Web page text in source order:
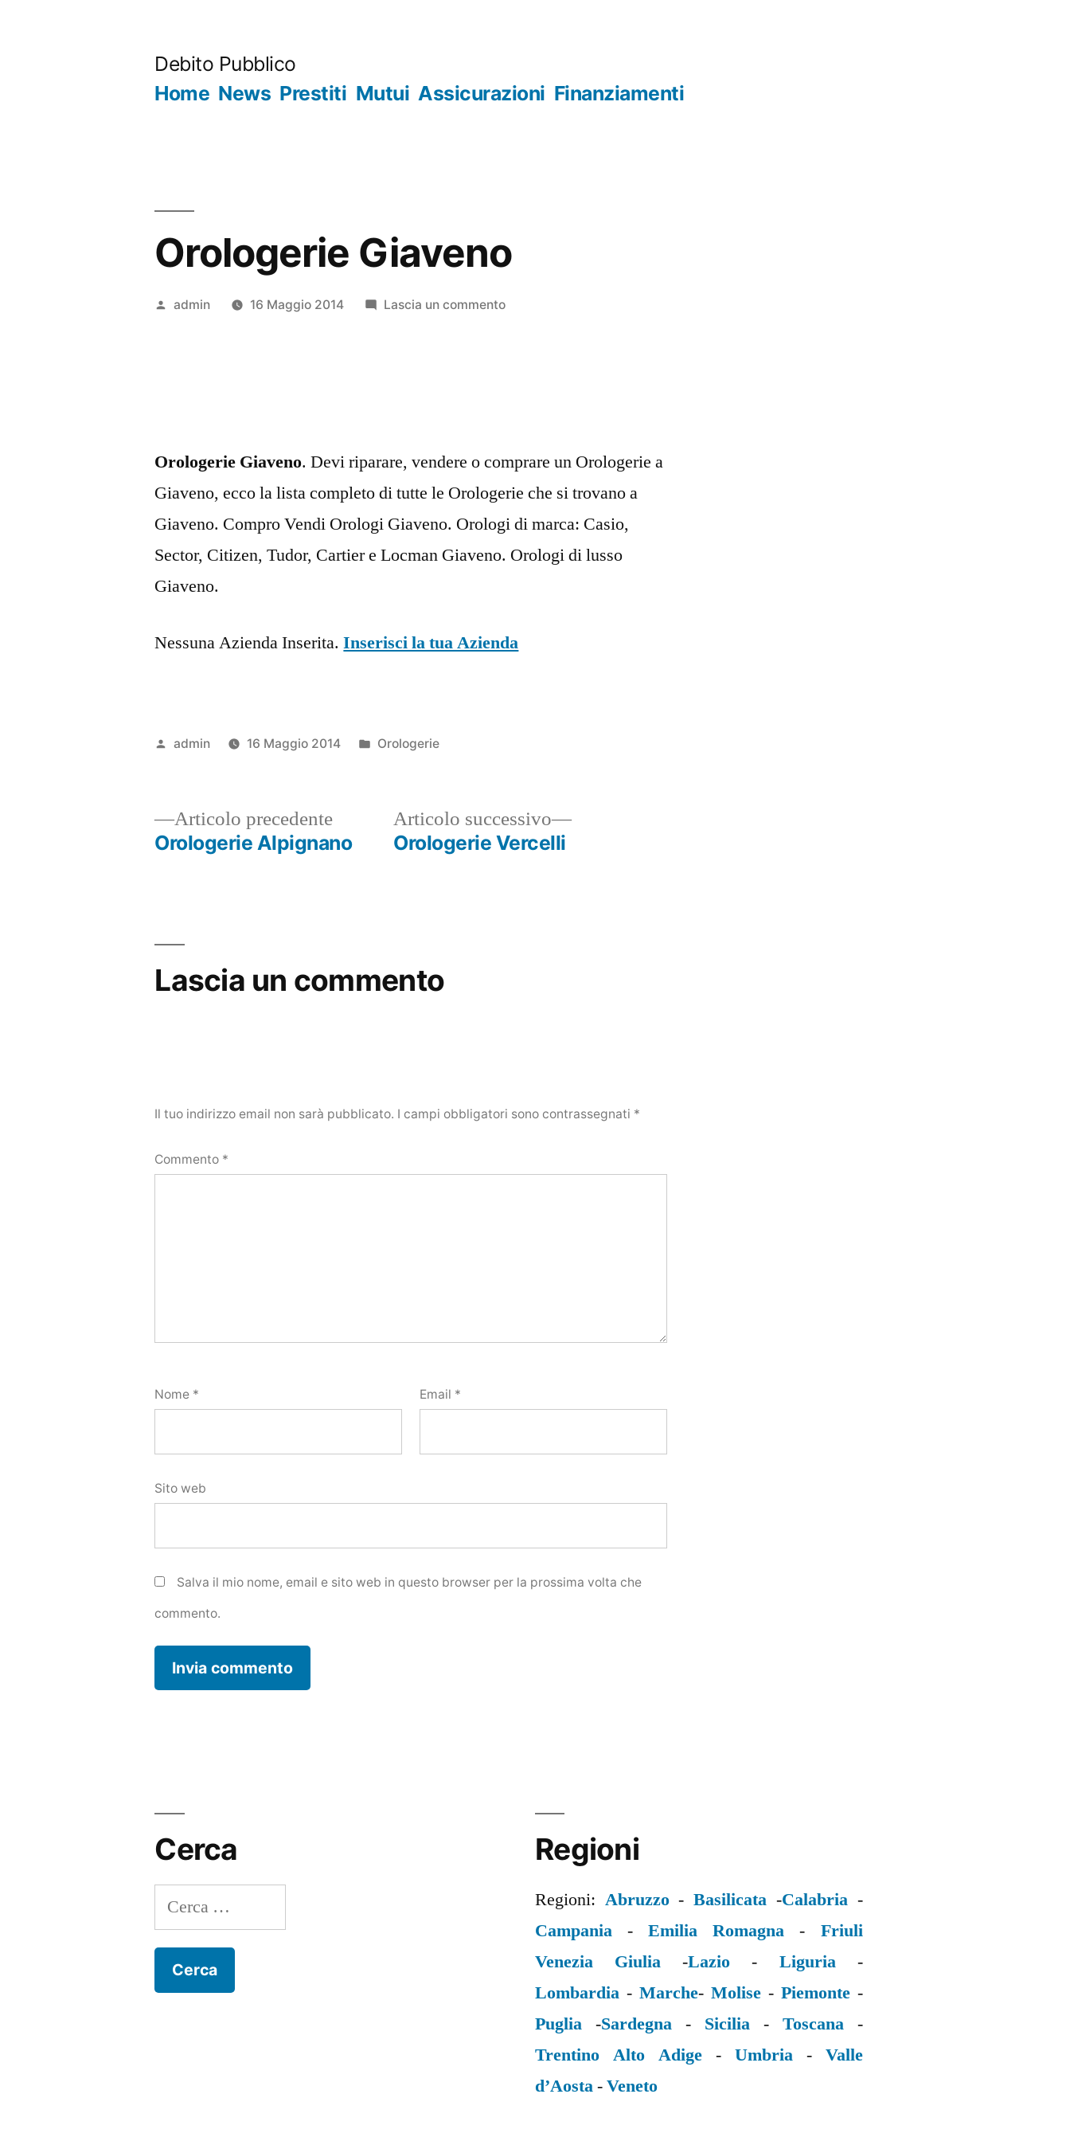
Debito Pubblico
Home News Prestiti Mutui Assicurazioni Finanziamenti
Orologerie Giaveno
Pubblicato
admin 16 Maggio 2014 Lascia un commentosu
Orologerie Giaveno. Devi riparare, vendere o comprare un Orologerie a
Giaveno, ecco la lista completo di tutte le Orologerie che si trovano a
Giaveno. Compro Vendi Orologi Giaveno. Orologi di marca: Casio,
Sector, Citizen, Tudor, Cartier e Locman Giaveno. Orologi di lusso
Giaveno.
Nessuna Azienda Inserita. Inserisci la tua Azienda
Pubblicato
admin 16 Maggio 2014
Pubblicato
Orologerie
Navigazione
Articolo precedenteArticolo
precedente:
Orologerie Alpignano
Articolo successivo
Articolo
Orologerie Vercelli
Lascia un commento
Il tuo indirizzo email non sarà pubblicato. I campi obbligatori sono contrassegnati *
Commento *
Nome * Email *
Sito web
Salva il mio nome, email e sito web in questo browser per la prossima volta che
commento.
Cerca
Ricerca
per:
Regioni
Regioni: Abruzzo-Basilicata -Calabria-
Campania -Emilia Romagna - Friuli
Venezia Giulia -Lazio - Liguria-
Lombardia - Marche- Molise- Piemonte-
Puglia -Sardegna- Sicilia- Toscana-
Trentino Alto Adige- Umbria- Valle
d’Aosta-Veneto